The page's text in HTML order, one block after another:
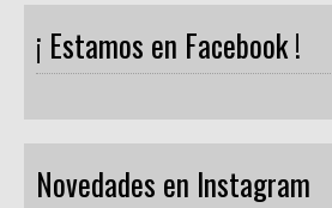
¡ Estamos en Facebook !
Novedades en Instagram